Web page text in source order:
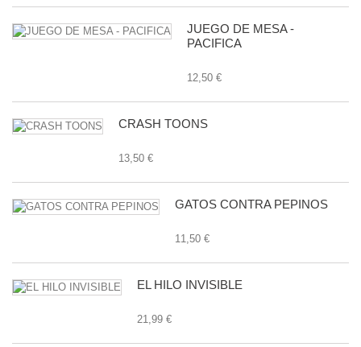
JUEGO DE MESA -
PACIFICA
12,50 €
CRASH TOONS
13,50 €
GATOS CONTRA PEPINOS
11,50 €
EL HILO INVISIBLE
21,99 €